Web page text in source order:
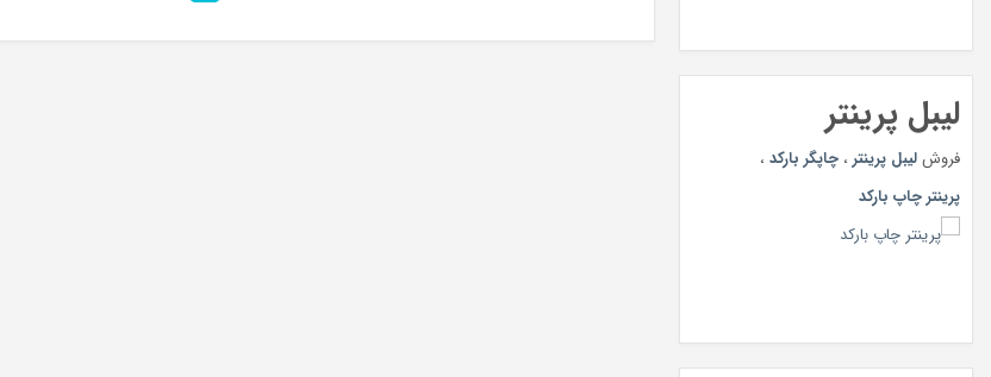
لیبل پرینتر
فروشلیبل پرینتر ، چاپگر بارکد ،
پرینتر چاپ بارکد